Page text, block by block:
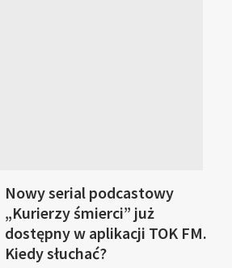
Nowy serial podcastowy
„Kurierzy śmierci” już
dostępny w aplikacji TOK FM.
Kiedy słuchać?